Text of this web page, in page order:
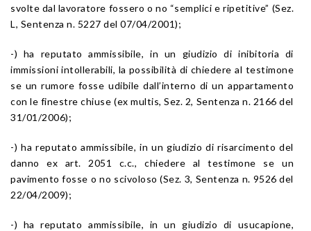
svolte dal lavoratore fossero o no “semplici e ripetitive” (Sez.
L, Sentenza n. 5227 del 07/04/2001);
-) ha reputato ammissibile, in un giudizio di inibitoria di
immissioni intollerabili, la possibilità di chiedere al testimone
se un rumore fosse udibile dall’interno di un appartamento
con le finestre chiuse (ex multis, Sez. 2, Sentenza n. 2166 del
31/01/2006);
-) ha reputato ammissibile, in un giudizio di risarcimento del
danno ex art. 2051 c.c., chiedere al testimone se un
pavimento fosse o no scivoloso (Sez. 3, Sentenza n. 9526 del
22/04/2009);
-) ha reputato ammissibile, in un giudizio di usucapione,